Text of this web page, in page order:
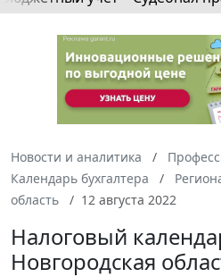
Новости и аналитика
Календарь бухгалтера
область
12 августа 2022
Налоговый
Новгородская